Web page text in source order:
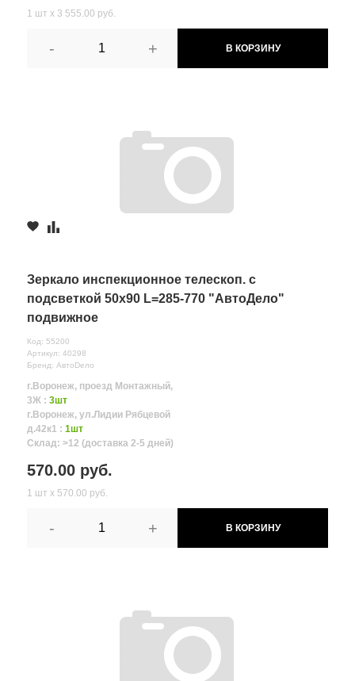
1 шт х 3 555.00 руб.
- + В КОРЗИНУ
Зеркало инспекционное телескоп. с
подсветкой 50х90 L=285-770 "АвтоДело"
подвижное
Код: 55200
Артикул: 40298
Бренд: АвтоDело
г.Воронеж, проезд Монтажный,
3Ж : 3шт
г.Воронеж, ул.Лидии Рябцевой
д.42к1 : 1шт
Склад: >12 (доставка 2-5 дней)
570.00 руб.
1 шт х 570.00 руб.
- + В КОРЗИНУ